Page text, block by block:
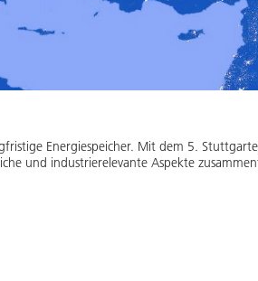
Energiespeicher. Mit dem 5.
und industrierelevante Aspekte